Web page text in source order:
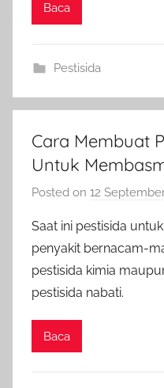
Baca
Pestisida
Cara Membuat
Untuk
Posted on 12
Saat ini pestisida
penyakit bernacam-
pestisida kimia
pestisida nabati.
Baca